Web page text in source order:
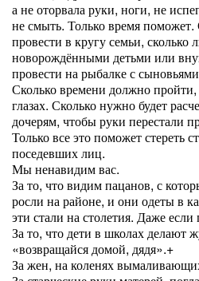
а не оторвала руки, ноги, не
не смыть. Только время
провести в кругу семьи, сколько
новорождёнными детьми или
провести на рыбалке с
Сколько времени должно
глазах. Сколько нужно будет
дочерям, чтобы руки перестали
Только все это поможет стереть
поседевших лиц.
Мы ненавидим вас.
За то, что видим пацанов, с
росли на районе, и они одеты в
эти стали на столетия. Даже
За то, что дети в школах делают
«возвращайся домой, дядя».+
За жен, на коленях